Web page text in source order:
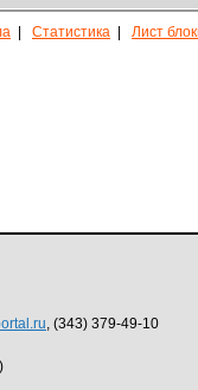
Статистика
Лист
, (343) 379-49-10